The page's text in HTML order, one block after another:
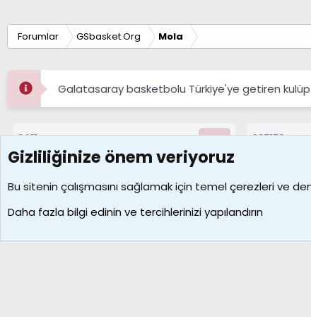
Forumlar GSbasket.Org Mola
Galatasaray basketbolu Türkiye'ye getiren
8411
Konular
687176
Çerezler
Galatasaray Basketbol | GS Basket Taraftar Platformu
Gizliliğinize önem veriyoruz
Bu sitenin çalışmasını sağlamak için temelçerezlerive
Daha fazla bilgi edinin ve tercihlerinizi yapılandırın